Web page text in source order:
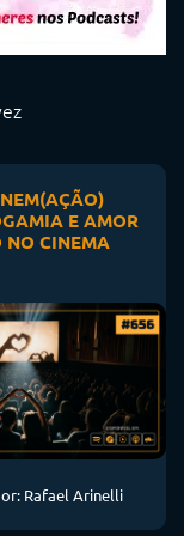
E AMOR
NO CINEMA
Rafael Arinelli